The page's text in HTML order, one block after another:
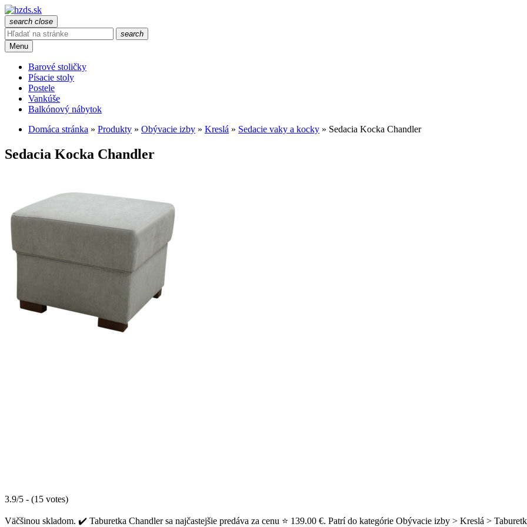
search close
search
Menu
Barové stoličky
Písacie stoly
Postele
Vankúše
Balkónový nábytok
Domáca stránka » Produkty » Obývacie izby » Kreslá » Sedacie vaky a kocky » Sedacia Kocka Chandler
Sedacia Kocka Chandler
3.9/5 - (15 votes)
Väčšinou skladom. ✔️ Taburetka Chandler sa najčastejšie predáva za cenu ⭐ 139.00 €. Patrí do kategórie Obývacie izby > Kreslá >